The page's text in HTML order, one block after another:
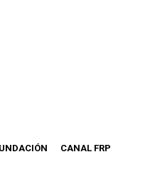
CANAL FRP